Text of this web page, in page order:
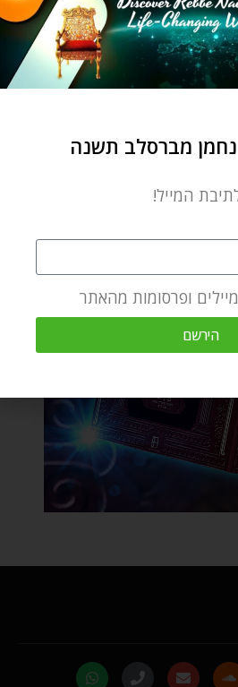
מברסלב תשנה
המייל!
ופרסומות מהאתר
הירשם